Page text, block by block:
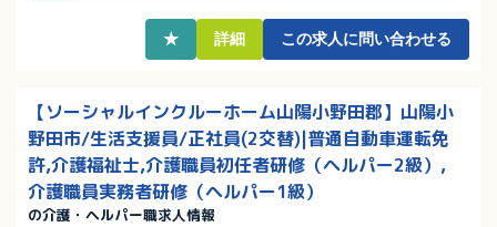
・入社後のフォローアップからOJTまで充実した研修
制度があるので安心して仕事に臨めます。
★ 詳細 この求人に問い合わせる
【ソーシャルインクルーホーム山陽小野田郡】山陽小
野田市/生活支援員/正社員(2交替)|普通自動車運転免
許,介護福祉士,介護職員初任者研修（ヘルパー2級）,
介護職員実務者研修（ヘルパー1級）
の介護・ヘルパー職求人情報